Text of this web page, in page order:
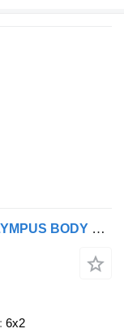
Dennis ELITE 6 6X2 AUTO 26TON OLYMPUS BODY REAR STEER REFUSE
6x2